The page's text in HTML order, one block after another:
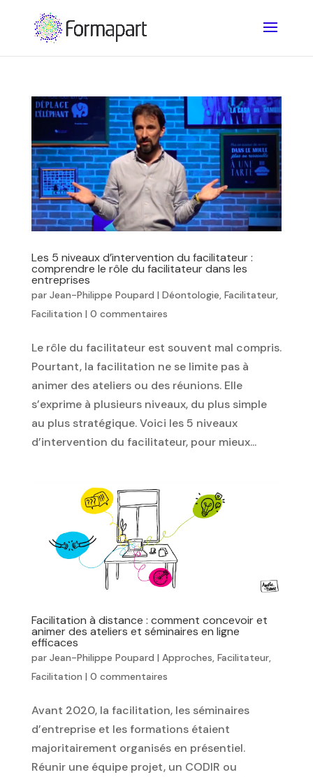
Les 5 niveaux d’intervention du facilitateur :
comprendre le rôle du facilitateur dans les
entreprises
par Jean-Philippe Poupard | Déontologie Facilitateur,
Facilitation | 0 commentaires
Le rôle du facilitateur est souvent mal compris.
Pourtant, la facilitation ne se limite pas à
animer des ateliers ou des réunions. Elle
s’exprime à plusieurs niveaux, du plus simple
au plus stratégique. Voici les 5 niveaux
d’intervention du facilitateur, pour mieux...
Facilitation à distance : comment concevoir et
animer des ateliers et séminaires en ligne
efficaces
par Jean-Philippe Poupard | Approches, Facilitateur,
Facilitation | 0 commentaires
Avant 2020, la facilitation, les séminaires
d’entreprise et les formations étaient
majoritairement organisés en présentiel.
Réunir une équipe projet, un CODIR ou